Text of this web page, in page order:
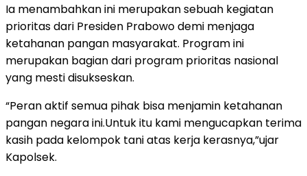
Ia menambahkan ini merupakan sebuah kegiatan
prioritas dari Presiden Prabowo demi menjaga
ketahanan pangan masyarakat. Program ini
merupakan bagian dari program prioritas nasional
yang mesti disukseskan.
“Peran aktif semua pihak bisa menjamin ketahanan
pangan negara ini.Untuk itu kami mengucapkan terima
kasih pada kelompok tani atas kerja kerasnya,”ujar
Kapolsek.